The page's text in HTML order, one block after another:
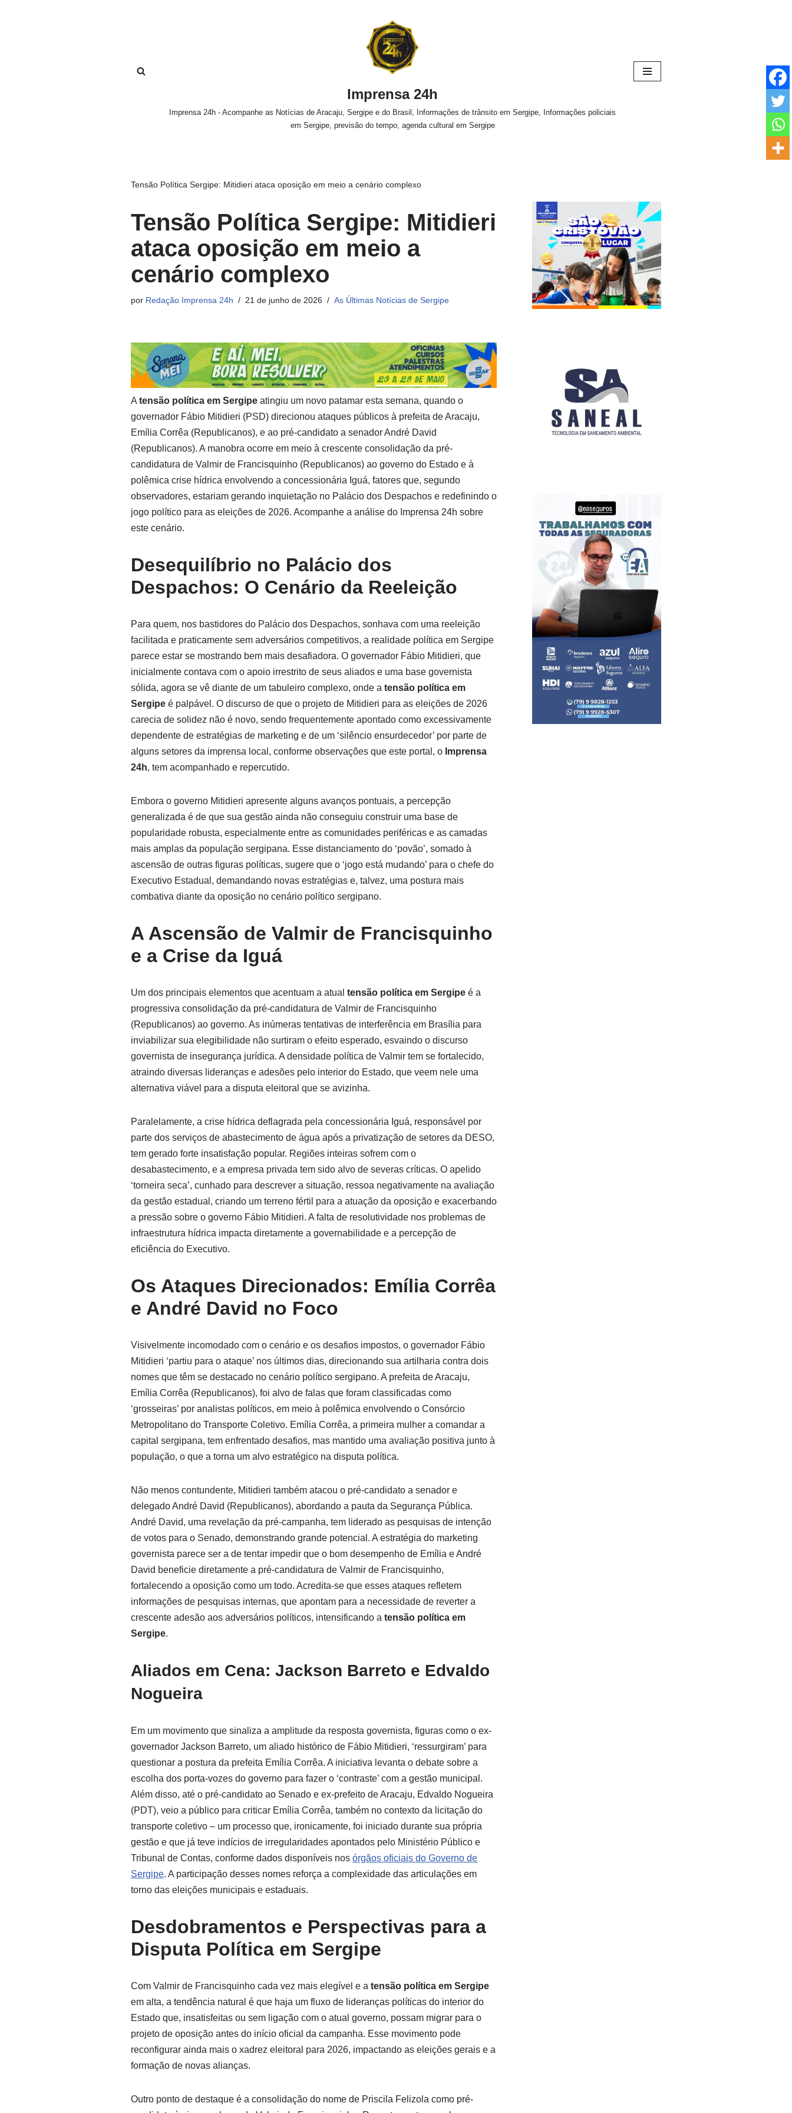
Imprensa 24h
Imprensa 24h - Acompanhe as Notícias de Aracaju, Sergipe e do Brasil, Informações de trânsito em Sergipe, Informações policiais
em Sergipe, previsão do tempo, agenda cultural em Sergipe
Tensão Política Sergipe: Mitidieri ataca oposição em meio a cenário complexo
Tensão Política Sergipe: Mitidieri
ataca oposição em meio a
cenário complexo
por Redação Imprensa 24h 21 de junho de 2026 As Últimas Notícias de Sergipe
A tensão política em Sergipe atingiu um novo patamar esta semana, quando o
governador Fábio Mitidieri (PSD) direcionou ataques públicos à prefeita de Aracaju,
Emília Corrêa (Republicanos), e ao pré-candidato a senador André David
(Republicanos). A manobra ocorre em meio à crescente consolidação da pré-
candidatura de Valmir de Francisquinho (Republicanos) ao governo do Estado e à
polêmica crise hídrica envolvendo a concessionária Iguá, fatores que, segundo
observadores, estariam gerando inquietação no Palácio dos Despachos e redefinindo o
jogo político para as eleições de 2026. Acompanhe a análise do Imprensa 24h sobre
este cenário.
Desequilíbrio no Palácio dos
Despachos: O Cenário da Reeleição
Para quem, nos bastidores do Palácio dos Despachos, sonhava com uma reeleição
facilitada e praticamente sem adversários competitivos, a realidade política em Sergipe
parece estar se mostrando bem mais desafiadora. O governador Fábio Mitidieri, que
inicialmente contava com o apoio irrestrito de seus aliados e uma base governista
sólida, agora se vê diante de um tabuleiro complexo, onde a tensão política em
Sergipe é palpável. O discurso de que o projeto de Mitidieri para as eleições de 2026
carecia de solidez não é novo, sendo frequentemente apontado como excessivamente
dependente de estratégias de marketing e de um ‘silêncio ensurdecedor’ por parte de
alguns setores da imprensa local, conforme observações que este portal, o Imprensa
24h, tem acompanhado e repercutido.
Embora o governo Mitidieri apresente alguns avanços pontuais, a percepção
generalizada é de que sua gestão ainda não conseguiu construir uma base de
popularidade robusta, especialmente entre as comunidades periféricas e as camadas
mais amplas da população sergipana. Esse distanciamento do ‘povão’, somado à
ascensão de outras figuras políticas, sugere que o ‘jogo está mudando’ para o chefe do
Executivo Estadual, demandando novas estratégias e, talvez, uma postura mais
combativa diante da oposição no cenário político sergipano.
A Ascensão de Valmir de Francisquinho
e a Crise da Iguá
Um dos principais elementos que acentuam a atual tensão política em Sergipe é a
progressiva consolidação da pré-candidatura de Valmir de Francisquinho
(Republicanos) ao governo. As inúmeras tentativas de interferência em Brasília para
inviabilizar sua elegibilidade não surtiram o efeito esperado, esvaindo o discurso
governista de insegurança jurídica. A densidade política de Valmir tem se fortalecido,
atraindo diversas lideranças e adesões pelo interior do Estado, que veem nele uma
alternativa viável para a disputa eleitoral que se avizinha.
Paralelamente, a crise hídrica deflagrada pela concessionária Iguá, responsável por
parte dos serviços de abastecimento de água após a privatização de setores da DESO,
tem gerado forte insatisfação popular. Regiões inteiras sofrem com o
desabastecimento, e a empresa privada tem sido alvo de severas críticas. O apelido
‘torneira seca’, cunhado para descrever a situação, ressoa negativamente na avaliação
da gestão estadual, criando um terreno fértil para a atuação da oposição e exacerbando
a pressão sobre o governo Fábio Mitidieri. A falta de resolutividade nos problemas de
infraestrutura hídrica impacta diretamente a governabilidade e a percepção de
eficiência do Executivo.
Os Ataques Direcionados: Emília Corrêa
e André David no Foco
Visivelmente incomodado com o cenário e os desafios impostos, o governador Fábio
Mitidieri ‘partiu para o ataque’ nos últimos dias, direcionando sua artilharia contra dois
nomes que têm se destacado no cenário político sergipano. A prefeita de Aracaju,
Emília Corrêa (Republicanos), foi alvo de falas que foram classificadas como
‘grosseiras’ por analistas políticos, em meio à polêmica envolvendo o Consórcio
Metropolitano do Transporte Coletivo. Emília Corrêa, a primeira mulher a comandar a
capital sergipana, tem enfrentado desafios, mas mantido uma avaliação positiva junto à
população, o que a torna um alvo estratégico na disputa política.
Não menos contundente, Mitidieri também atacou o pré-candidato a senador e
delegado André David (Republicanos), abordando a pauta da Segurança Pública.
André David, uma revelação da pré-campanha, tem liderado as pesquisas de intenção
de votos para o Senado, demonstrando grande potencial. A estratégia do marketing
governista parece ser a de tentar impedir que o bom desempenho de Emília e André
David beneficie diretamente a pré-candidatura de Valmir de Francisquinho,
fortalecendo a oposição como um todo. Acredita-se que esses ataques refletem
informações de pesquisas internas, que apontam para a necessidade de reverter a
crescente adesão aos adversários políticos, intensificando a tensão política em
Sergipe.
Aliados em Cena: Jackson Barreto e Edvaldo
Nogueira
Em um movimento que sinaliza a amplitude da resposta governista, figuras como o ex-
governador Jackson Barreto, um aliado histórico de Fábio Mitidieri, ‘ressurgiram’ para
questionar a postura da prefeita Emília Corrêa. A iniciativa levanta o debate sobre a
escolha dos porta-vozes do governo para fazer o ‘contraste’ com a gestão municipal.
Além disso, até o pré-candidato ao Senado e ex-prefeito de Aracaju, Edvaldo Nogueira
(PDT), veio a público para criticar Emília Corrêa, também no contexto da licitação do
transporte coletivo – um processo que, ironicamente, foi iniciado durante sua própria
gestão e que já teve indícios de irregularidades apontados pelo Ministério Público e
Tribunal de Contas, conforme dados disponíveis nos órgãos oficiais do Governo de
Sergipe. A participação desses nomes reforça a complexidade das articulações em
torno das eleições municipais e estaduais.
Desdobramentos e Perspectivas para a
Disputa Política em Sergipe
Com Valmir de Francisquinho cada vez mais elegível e a tensão política em Sergipe
em alta, a tendência natural é que haja um fluxo de lideranças políticas do interior do
Estado que, insatisfeitas ou sem ligação com o atual governo, possam migrar para o
projeto de oposição antes do início oficial da campanha. Esse movimento pode
reconfigurar ainda mais o xadrez eleitoral para 2026, impactando as eleições gerais e a
formação de novas alianças.
Outro ponto de destaque é a consolidação do nome de Priscila Felizola como pré-